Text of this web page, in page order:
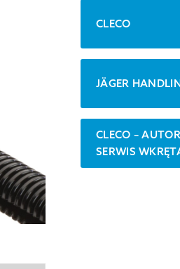
CLECO
JÄGER
CLECO –
SERWIS